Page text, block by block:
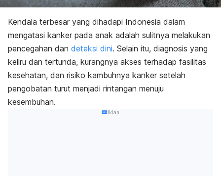
Kendala terbesar yang dihadapi Indonesia dalam
mengatasi kanker pada anak adalah sulitnya melakukan
pencegahan dan deteksi dini. Selain itu, diagnosis yang
keliru dan tertunda, kurangnya akses terhadap fasilitas
kesehatan, dan risiko kambuhnya kanker setelah
pengobatan turut menjadi rintangan menuju
kesembuhan.
Iklan